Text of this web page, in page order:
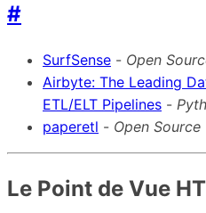
#
SurfSense - Open
Airbyte: The Leading
ETL/ELT Pipelines -
paperetl - Open Source
Le Point de Vue